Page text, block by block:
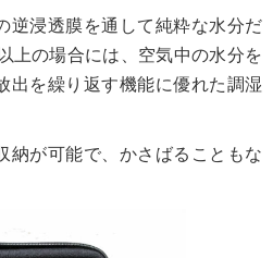
逆浸透膜を通して純粋な水分だ
上の場合には、空気中の水分を
出を繰り返す機能に優れた調湿
が可能で、 かさばることもな